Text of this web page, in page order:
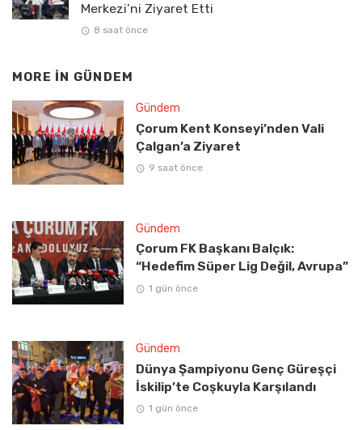
Merkezi’ni Ziyaret Etti
8 saat önce
MORE IN GÜNDEM
Gündem
Çorum Kent Konseyi’nden Vali
Çalgan’a Ziyaret
9 saat önce
Gündem
Çorum FK Başkanı Balçık:
“Hedefim Süper Lig Değil, Avrupa”
1 gün önce
Gündem
Dünya Şampiyonu Genç Güreşçi
İskilip’te Coşkuyla Karşılandı
1 gün önce